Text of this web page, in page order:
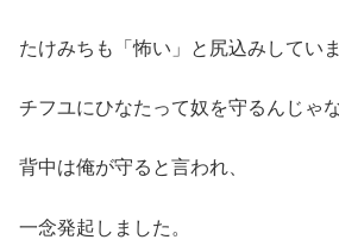
たけみちも「怖い」と尻込みしていま
チフユにひなたって奴を守るんじゃ
背中は俺が守ると言われ、
一念発起しました。